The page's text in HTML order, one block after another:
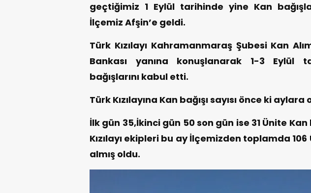
geçtiğimiz 1 Eylül tarihinde yine Kan
İlçemiz Afşin’e geldi.
Türk Kızılayı Kahramanmaraş Şubesi Kan
Bankası yanına konuşlanarak 1-3 Eylül
bağışlarını kabul etti.
Türk Kızılayına Kan bağışı sayısı önce ki
İlk gün 35,İkinci gün 50 son gün ise 31 Ünite Kan
Kızılayı ekipleri bu ay İlçemizden toplamda 106
almış oldu.